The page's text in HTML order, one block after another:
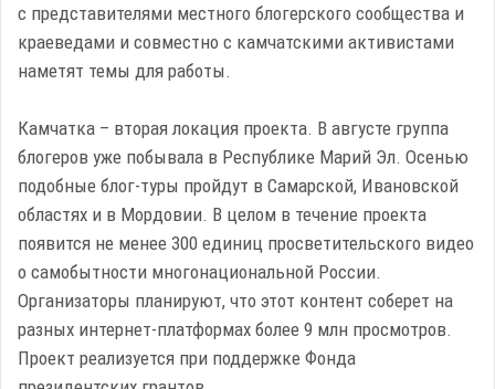
с представителями местного блогерского сообщества и
краеведами и совместно с камчатскими активистами
наметят темы для работы.
Камчатка – вторая локация проекта. В августе группа
блогеров уже побывала в Республике Марий Эл. Осенью
подобные блог-туры пройдут в Самарской, Ивановской
областях и в Мордовии. В целом в течение проекта
появится не менее 300 единиц просветительского видео
о самобытности многонациональной России.
Организаторы планируют, что этот контент соберет на
разных интернет-платформах более 9 млн просмотров.
Проект реализуется при поддержке Фонда